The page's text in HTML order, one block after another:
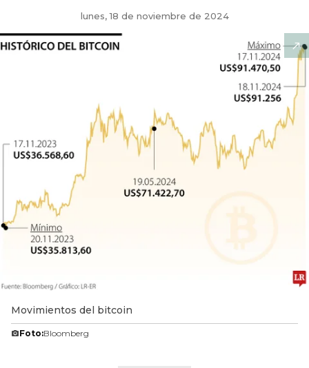
lunes, 18 de noviembre de 2024
Movimientos del bitcoin
Foto:Bloomberg